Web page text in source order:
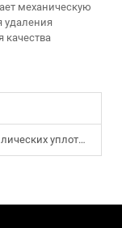
механическую
удаления
качества
средах с высоким давлением